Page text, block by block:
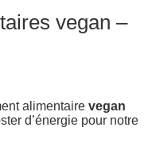
vegan –
alimentaire vegan
d’énergie pour notre